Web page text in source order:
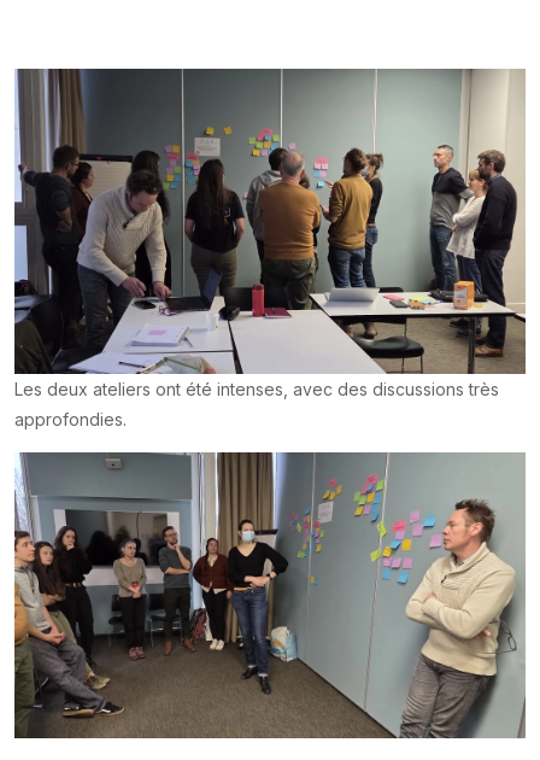
Les deux ateliers ont été intenses, avec des discussions très
approfondies.